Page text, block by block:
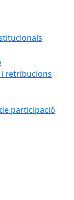
i retribucions
participació